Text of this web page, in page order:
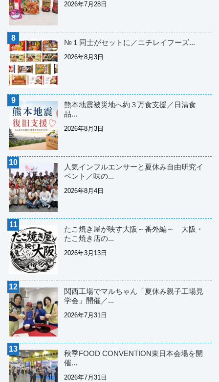
2026年7月28日
№１同士がセットに／ニチレイフーズ...
2026年8月3日
熊本地震被災地へ約３万食支援／日清食
品...
2026年8月3日
人気インフルエンサーと夏休み自由研究イ
ベント／味の...
2026年8月4日
たこ焼き屋が映す大阪～番外編～ 大阪・
たこ焼き店の...
2026年3月13日
関西工場でマルちゃん「夏休み親子工場見
学会」開催／...
2026年7月31日
秋季FOOD CONVENTION東日本会場を開
催...
2026年7月31日